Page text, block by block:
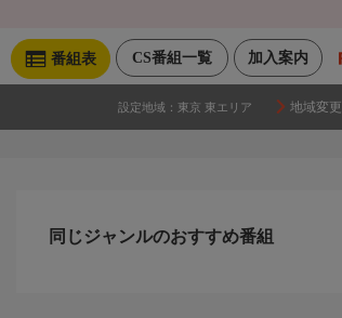
加入案内
CS番組一覧
番組表
設定地域： 東京 東エリア 地域変更
同じジャンルのおすすめ番組